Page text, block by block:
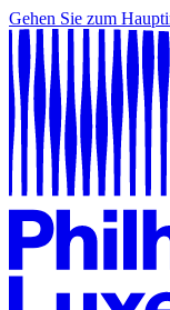
Gehen Sie zum